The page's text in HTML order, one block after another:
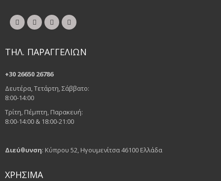
ΤΗΛ. ΠΑΡΑΓΓΕΛΙΩΝ
+30 26650 26786
Δευτέρα, Τετάρτη, Σάββατο:
8:00-14:00
Τρίτη, Πέμπτη, Παρακευή:
8:00-14:00 & 18:00-21:00
Διεύθυνση: Κύπρου 52, Ηγουμενίτσα 46100 Ελλάδα
ΧΡΗΣΙΜΑ